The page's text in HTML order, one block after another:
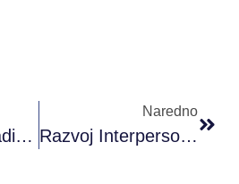
U PRONI Omladinskom Klubu Sarajevo Održane 3 Radionice Kursa Španskog Jezika ”Hola España!”
Naredno
Razvoj Interpersonalnih Vještina – Miroslava Milivojević